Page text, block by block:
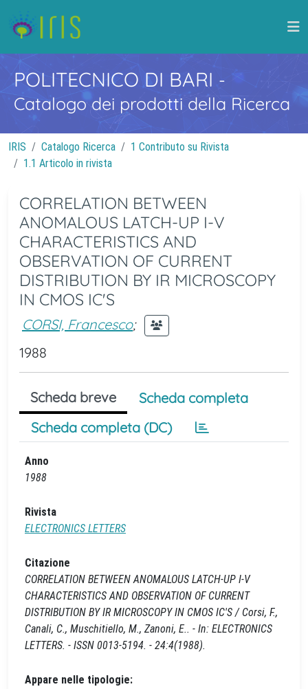
POLITECNICO DI BARI -
Catalogo dei prodotti della Ricerca
IRIS Catalogo Ricerca
1 Contributo su Rivista
1.1 Articolo in rivista
CORRELATION BETWEEN
ANOMALOUS LATCH-UP I-V
CHARACTERISTICS AND
OBSERVATION OF CURRENT
DISTRIBUTION BY IR MICROSCOPY
IN CMOS IC'S
CORSI, Francesco;
1988
Scheda breve
Scheda completa
Scheda completa (DC)
Anno
1988
Rivista
ELECTRONICS LETTERS
Citazione
CORRELATION BETWEEN ANOMALOUS LATCH-UP I-V
CHARACTERISTICS AND OBSERVATION OF CURRENT
DISTRIBUTION BY IR MICROSCOPY IN CMOS IC'S / Corsi, F.,
Canali, C., Muschitiello, M., Zanoni, E.. - In: ELECTRONICS
LETTERS. - ISSN 0013-5194. - 24:4(1988).
Appare nelle tipologie: